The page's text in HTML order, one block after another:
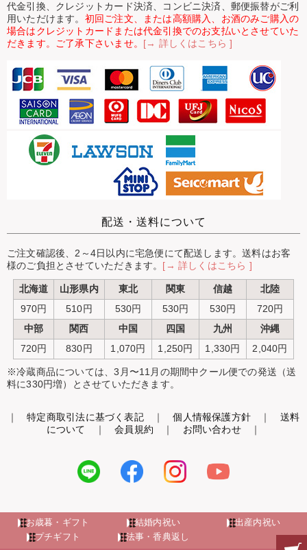
代金引換、クレジットカード決済、コンビニ決済、郵便振替がご利
用いただけます。 初回ご注文、または高額購入、お酒のみご購入の
場合はクレジットカードまたは代金引換でのお支払いとさせていた
だきます。ご了承下さいませ。 [→ 詳しくはこちら ]
配送・送料について
ご注文確認後、2～4日以内に宅急便にて配送します。送料はお客
様のご負担とさせていただきます。 [→ 詳しくはこちら ]
北海道 山形県内 東北 関東 信越
北陸
970円
510円 530円 530円 530円
720円
中部
関西 中国 四国 九州
沖縄
720円
830円 1,070円 1,250円 1,330円 2,040円
※冷蔵商品については、3月〜11月の期間中クール便での発送（送
料に330円増）とさせていただきます。
｜特定商取引法に基づく表記｜個人情報保護方針 ｜ 送料
について ｜会員規約 ｜ お問い合わせ｜
お歳暮・ギフト 結婚内祝い
出産内祝い
プチギフト
法事・香典返し